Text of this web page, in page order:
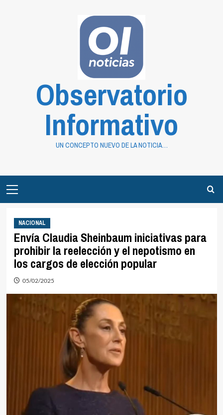
Observatorio
Informativo
UN CONCEPTO NUEVO DE LA NOTICIA…
Menu
NACIONAL
Envía Claudia Sheinbaum iniciativas para
prohibir la reelección y el nepotismo en
los cargos de elección popular
05/02/2025